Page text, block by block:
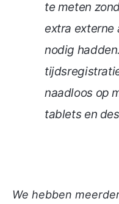
te meten
extra externe
nodig
naadloos op
tablets en
We hebben